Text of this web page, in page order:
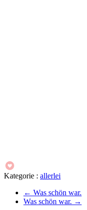
Kategorie : allerlei
← Was schön war.
Was schön war. →